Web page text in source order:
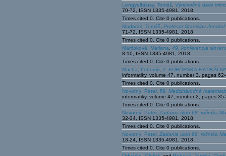
Lengyelfalusy, Tomáš
Výnimočné dielo
70-72, ISSN 1335-4981, 2018.
Times cited 0. Cite 0 publications.
Madaras, Tomáš Profesor Stanislav
71-72, ISSN 1335-4981, 2018.
Times cited 0. Cite 0 publications.
Marčoková, Mariana
49. konferencia
8-10, ISSN 1335-4981, 2018.
Times cited 0. Cite 0 publications.
Mucha, Ľubomír, 2. EURÓPSKA
informatiky, volume 47, number 3, pages
Times cited 0. Cite 0 publications.
Novotný, Peter, 59. Medzinárodná
informatiky, volume 47, number 2, pages
Times cited 0. Cite 0 publications.
Novotný, Peter, Zadania úloh 68. ročníka
32-34, ISSN 1335-4981, 2018.
Times cited 0. Cite 0 publications.
Novotný, Peter, Zadania úloh 68. ročníka
18-24, ISSN 1335-4981, 2018.
Times cited 0. Cite 0 publications.